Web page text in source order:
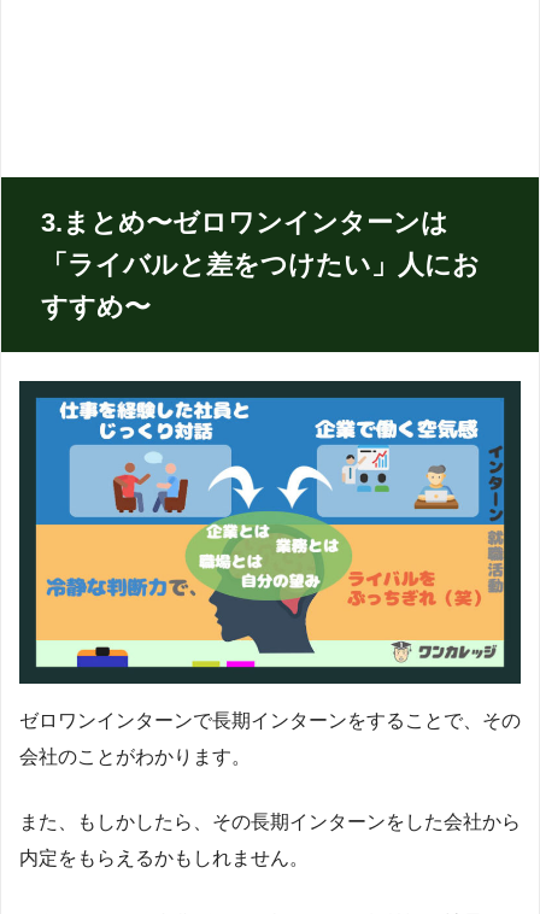
3.まとめ〜ゼロワンインターンは
「ライバルと差をつけたい」人にお
すすめ〜
ゼロワンインターンで長期インターンをすることで、その
会社のことがわかります。
また、もしかしたら、その長期インターンをした会社から
内定をもらえるかもしれません。